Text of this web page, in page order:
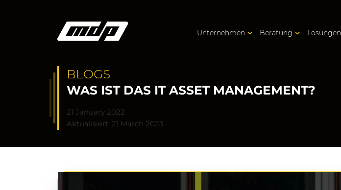
Unternehmen Beratung Lösungen
BLOGS
WAS IST DAS IT ASSET MANAGEMENT?
21 January 2022
Aktualisiert: 21 March 2023